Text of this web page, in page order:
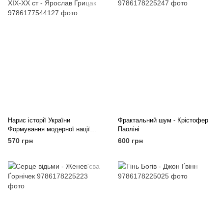
Нарис історії України
Формування модерної нації
ХІХ-ХХ ст - Ярослав Грицак
570 грн
Фрактальний шум - Крістофер
Паоліні
600 грн